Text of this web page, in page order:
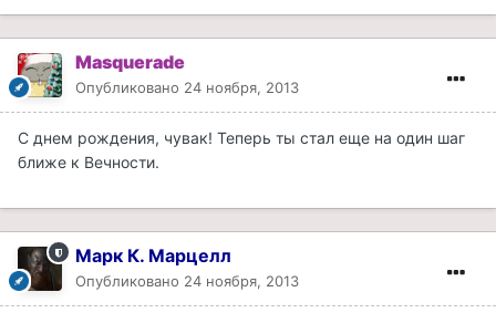
Masquerade
Опубликовано 24 ноября, 2013
С днем рождения, чувак! Теперь ты стал еще на один шаг
ближе к Вечности.
Марк К. Марцелл
Опубликовано 24 ноября, 2013